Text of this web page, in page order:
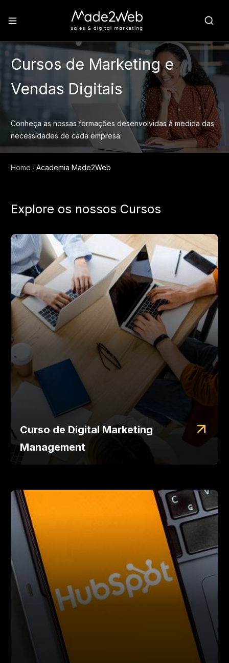
Cursos de Marketing e
Vendas Digitais
Conheça as nossas formações desenvolvidas à medida das
necessidades de cada empresa.
Home Academia Made2Web
Explore os nossos Cursos
Curso de Digital Marketing
Management